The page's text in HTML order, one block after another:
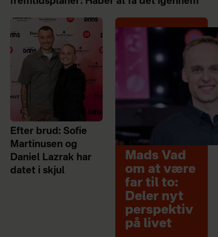
Efter brud: Sofie
Martinusen og
Daniel Lazrak har
datet i skjul
Mads Vad
om at være
far til to:
Deler nyt
perspektiv
på livet